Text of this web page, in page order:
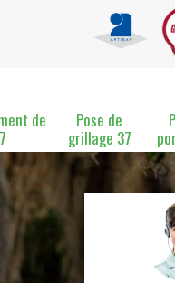
de
Pose de
grillage 37